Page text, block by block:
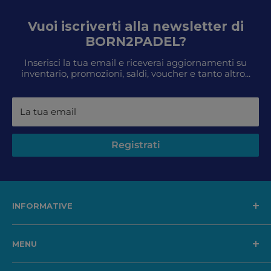
Vuoi iscriverti alla newsletter di
BORN2PADEL?
Inserisci la tua email e riceverai aggiornamenti su
inventario, promozioni, saldi, voucher e tanto altro...
La tua email
Registrati
INFORMATIVE
Condizioni di vendita
Garanzia di qualità
MENU